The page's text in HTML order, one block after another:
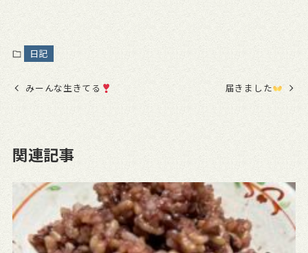
日記
みーんな生きてる 届きました
関連記事